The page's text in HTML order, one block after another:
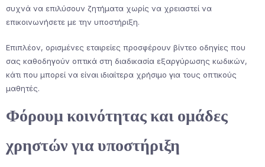
συχνά να επιλύσουν ζητήματα χωρίς να χρειαστεί να
επικοινωνήσετε με την υποστήριξη.
Επιπλέον, ορισμένες εταιρείες προσφέρουν βίντεο οδηγίες που
σας καθοδηγούν οπτικά στη διαδικασία εξαργύρωσης κωδικών,
κάτι που μπορεί να είναι ιδιαίτερα χρήσιμο για τους οπτικούς
μαθητές.
Φόρουμ κοινότητας και ομάδες
χρηστών για υποστήριξη